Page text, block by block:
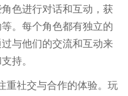
色进行对话和互动，获
。每个角色都有独立的
与他们的交流和互动来
持。
重社交与合作的体验。玩